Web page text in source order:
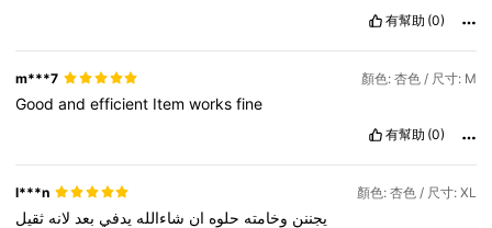
有幫助 (0)
m***7 顏色: 杏色 / 尺寸: M
Goodandefficient Itemworksfine
有幫助 (0)
l***n 顏色: 杏色 / 尺寸: XL
يجننن وخامته حلوه ان شاءالله يدفي بعد لانه ثقيل